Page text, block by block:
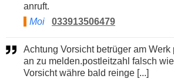
anruft.
Moi
033913506479
Achtung Vorsicht betrüger am Werk post bekommen um
an zu melden.postleitzahl falsch
Vorsicht währe bald reinge [...]